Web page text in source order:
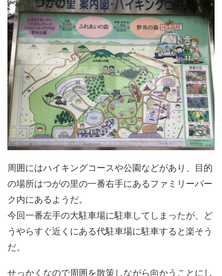
周囲にはハイキングコースや公園などがあり、目的
の場所はつがの里の一番右手にあるファミリーパー
ク内にあるようだ。
今回一番左手の大駐車場に駐車してしまったが、ど
うやらすぐ近くにある代駐車場に駐車すると楽そう
だ。
せっかくなので周囲を散策しながら向かうことにし